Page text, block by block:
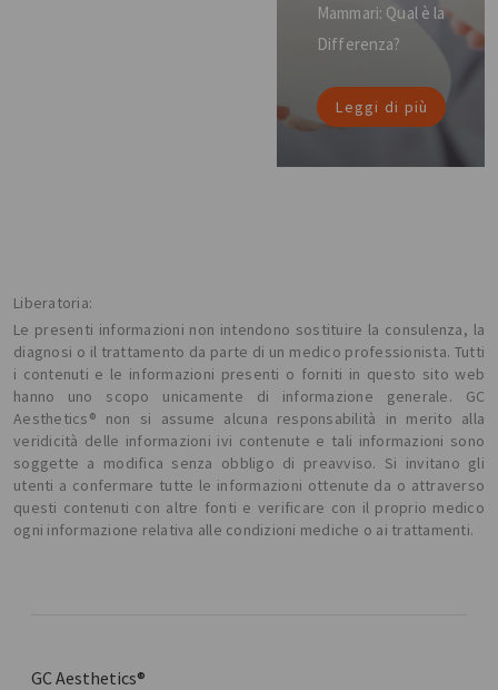
Mammari: Qual è la
Differenza?
Leggi di più
Liberatoria:
Le presenti informazioni non intendono sostituire la consulenza, la
diagnosi o il trattamento da parte di un medico professionista. Tutti
i contenuti e le informazioni presenti o forniti in questo sito web
hanno uno scopo unicamente di informazione generale. GC
Aesthetics® non si assume alcuna responsabilità in merito alla
veridicità delle informazioni ivi contenute e tali informazioni sono
soggette a modifica senza obbligo di preavviso. Si invitano gli
utenti a confermare tutte le informazioni ottenute da o attraverso
questi contenuti con altre fonti e verificare con il proprio medico
ogni informazione relativa alle condizioni mediche o ai trattamenti.
GC Aesthetics®